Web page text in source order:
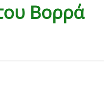
Βορρά